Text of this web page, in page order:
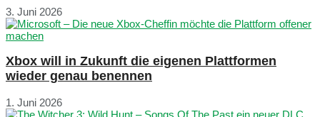
3. Juni 2026
Xbox will in Zukunft die eigenen Plattformen
wieder genau benennen
1. Juni 2026